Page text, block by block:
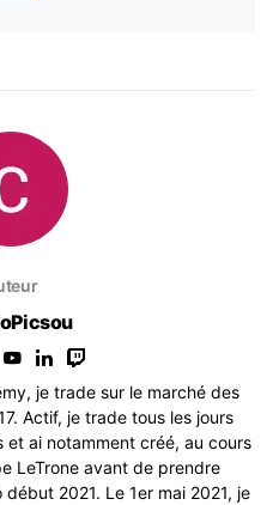
je trade sur le marché des
Actif, je trade tous les jours
et ai notamment créé, au cours
LeTrone avant de prendre
2021. Le 1er mai 2021, je